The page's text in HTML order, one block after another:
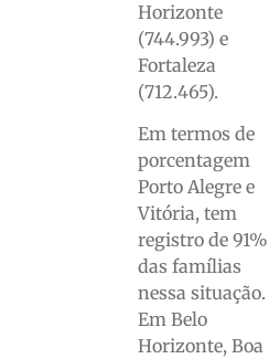
Horizonte
(744.993) e
Fortaleza
(712.465).
Em termos de
porcentagem
Porto Alegre e
Vitória, tem
registro de 91%
das famílias
nessa situação.
Em Belo
Horizonte, Boa